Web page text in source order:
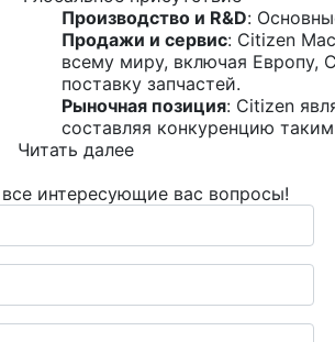
Производство и R&D:
Продажи и сервис: Citizen
всему миру, включая Европу,
поставку запчастей.
Рыночная позиция: Citizen
составляя конкуренцию
Читать далее
интересующие вас вопросы!